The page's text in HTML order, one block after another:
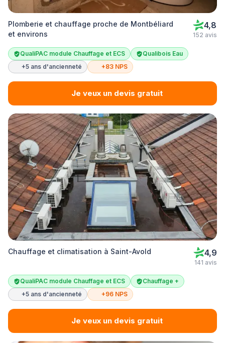
Plomberie et chauffage proche de Montbéliard
et environs
4,8
152 avis
QualiPAC module Chauffage et ECS
Qualibois Eau
+5 ans d'ancienneté
+83 NPS
Je veux un devis gratuit
Chauffage et climatisation à Saint-Avold 4,9
141 avis
QualiPAC module Chauffage et ECS
Chauffage +
+5 ans d'ancienneté
+96 NPS
Je veux un devis gratuit